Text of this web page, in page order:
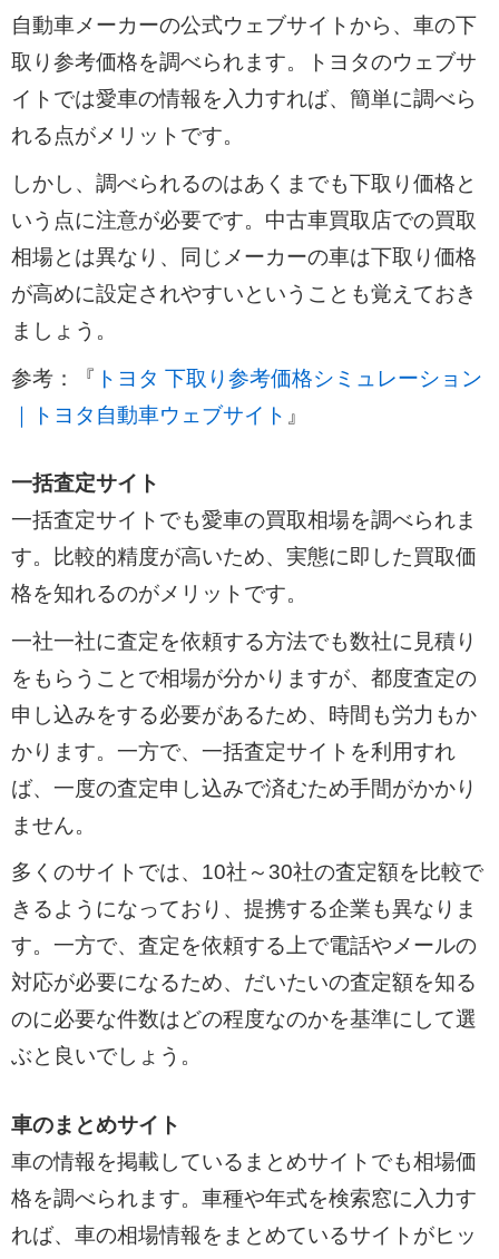
自動車メーカーの公式ウェブサイトから、車の下
取り参考価格を調べられます。トヨタのウェブサ
イトでは愛車の情報を入力すれば、簡単に調べら
れる点がメリットです。
しかし、調べられるのはあくまでも下取り価格と
いう点に注意が必要です。中古車買取店での買取
相場とは異なり、同じメーカーの車は下取り価格
が高めに設定されやすいということも覚えておき
ましょう。
参考：『 トヨタ 下取り参考価格シミュレーション
｜トヨタ自動車ウェブサイト 』
一括査定サイト
一括査定サイトでも愛車の買取相場を調べられま
す。比較的精度が高いため、実態に即した買取価
格を知れるのがメリットです。
一社一社に査定を依頼する方法でも数社に見積り
をもらうことで相場が分かりますが、都度査定の
申し込みをする必要があるため、時間も労力もか
かります。一方で、一括査定サイトを利用すれ
ば、一度の査定申し込みで済むため手間がかかり
ません。
多くのサイトでは、10社～30社の査定額を比較で
きるようになっており、提携する企業も異なりま
す。一方で、査定を依頼する上で電話やメールの
対応が必要になるため、だいたいの査定額を知る
のに必要な件数はどの程度なのかを基準にして選
ぶと良いでしょう。
車のまとめサイト
車の情報を掲載しているまとめサイトでも相場価
格を調べられます。車種や年式を検索窓に入力す
れば、車の相場情報をまとめているサイトがヒッ